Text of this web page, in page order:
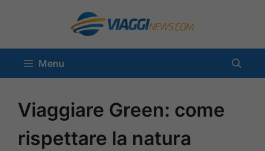
contenuto
Menu
Viaggiare Green: come
rispettare la natura